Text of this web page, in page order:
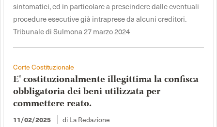
sintomatici, ed in particolare a prescindere dalle eventuali
procedure esecutive già intraprese da alcuni creditori.
Tribunale di Sulmona 27 marzo 2024
Corte Costituzionale
E' costituzionalmente illegittima la confisca
obbligatoria dei beni utilizzata per
commettere reato.
11/02/2025 di La Redazione